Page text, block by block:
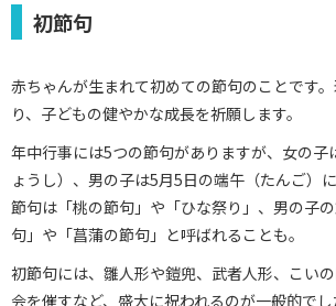
初節句
赤ちゃんが生まれて初めての節句のことです
り、子どもの健やかな成長を祈願します。
年中行事には5つの節句がありますが、女の子
ょうし）、男の子は5月5日の端午（たんご）
節句は「桃の節句」や「ひな祭り」、男の子
句」や「菖蒲の節句」と呼ばれることも。
初節句には、雛人形や鎧兜、武者人形、こい
会を催すなど、盛大に祝われるのが一般的で